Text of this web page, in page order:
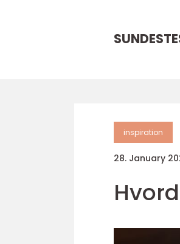
inspiration
28. January